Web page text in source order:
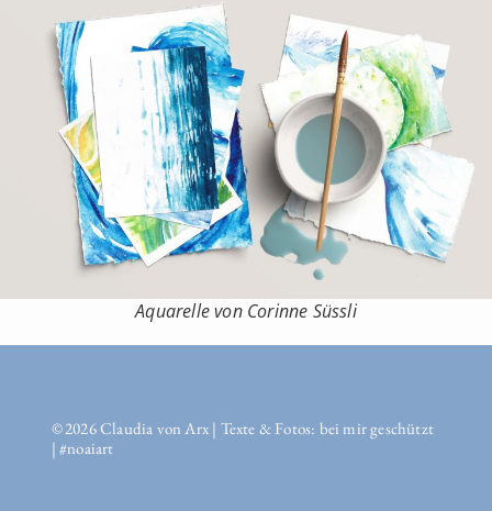
Aquarelle von Corinne Süssli
© 2026 Claudia von Arx | Texte & Fotos: bei mir geschützt
| #noaiart